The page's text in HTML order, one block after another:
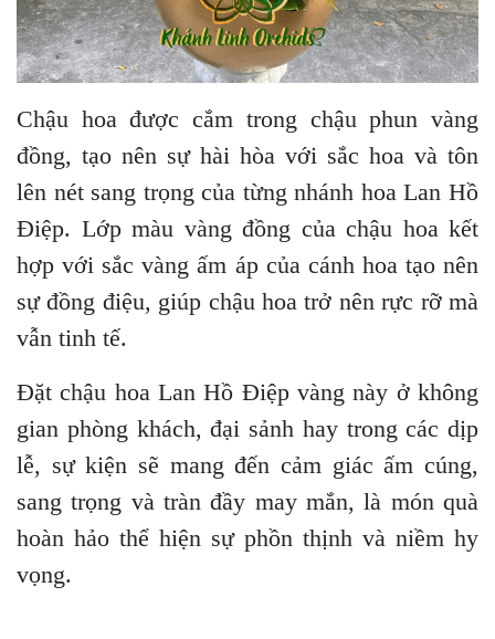
Chậu hoa được cắm trong chậu phun vàng
đồng, tạo nên sự hài hòa với sắc hoa và tôn
lên nét sang trọng của từng nhánh hoa Lan Hồ
Điệp. Lớp màu vàng đồng của chậu hoa kết
hợp với sắc vàng ấm áp của cánh hoa tạo nên
sự đồng điệu, giúp chậu hoa trở nên rực rỡ mà
vẫn tinh tế.
Đặt chậu hoa Lan Hồ Điệp vàng này ở không
gian phòng khách, đại sảnh hay trong các dịp
lễ, sự kiện sẽ mang đến cảm giác ấm cúng,
sang trọng và tràn đầy may mắn, là món quà
hoàn hảo thể hiện sự phồn thịnh và niềm hy
vọng.